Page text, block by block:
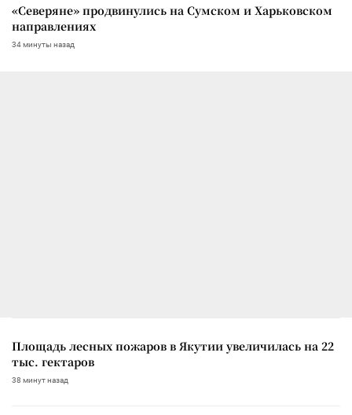
«Северяне» продвинулись на Сумском и Харьковском
направлениях
34 минуты назад
Площадь лесных пожаров в Якутии увеличилась на 22
тыс. гектаров
38 минут назад